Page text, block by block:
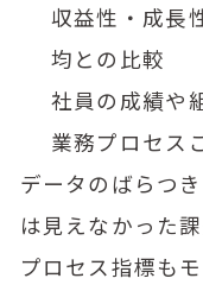
収益性・成長
均との比較
社員の成績や
業務プロセス
データのばらつ
は見えなかった
プロセス指標も